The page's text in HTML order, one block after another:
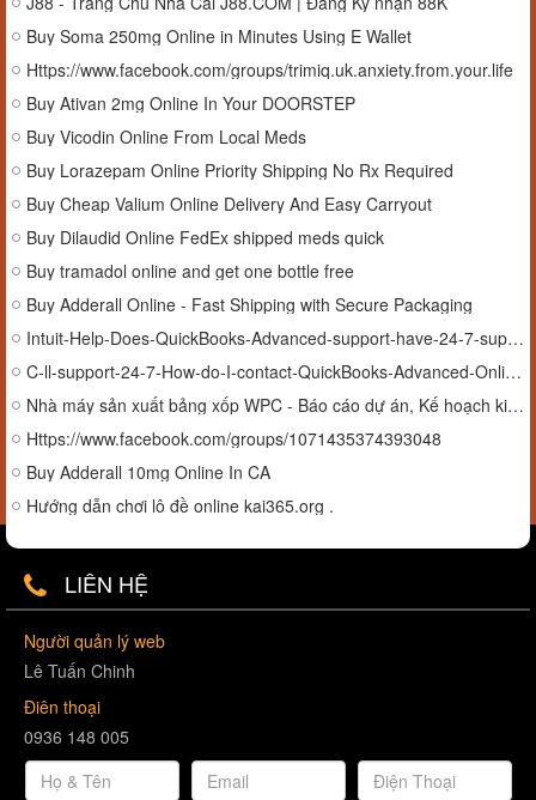
Buy Soma 250mg Online in Minutes Using E Wallet
Https://www.facebook.com/groups/trimiq.uk.anxiety.from.your.life
Buy Ativan 2mg Online In Your DOORSTEP
Buy Vicodin Online From Local Meds
Buy Lorazepam Online Priority Shipping No Rx Required
Buy Cheap Valium Online Delivery And Easy Carryout
Buy Dilaudid Online FedEx shipped meds quick
Buy tramadol online and get one bottle free
Buy Adderall Online - Fast Shipping with Secure Packaging
Intuit-Help-Does-QuickBooks-Advanced-support-have-24-7-support
C-ll-support-24-7-How-do-I-contact-QuickBooks-Advanced-Online-support-by-phone
Nhà máy sản xuất bảng xốp WPC - Báo cáo dự án, Kế hoạch kinh doanh, Quy trình sản xuất, Chi phí và Yêu cầu
Https://www.facebook.com/groups/1071435374393048
Buy Adderall 10mg Online In CA
Hướng dẫn chơi lô đề online kai365.org .
LIÊN HỆ
Người quản lý web
Lê Tuấn Chinh
Điên thoại
0936 148 005